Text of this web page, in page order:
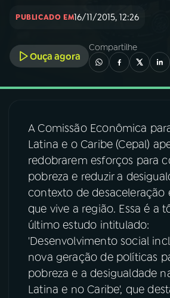
INÍCIO
A RÁDIO
03PROGRAMAÇÃO
04PROGRAMAS
06VIDEOCASTS
08FESTIVAL DE MÚSICA
PUBLICADO EM16/11/2015, 12:26
Ouça agora
Compartilhe
A Comissão Econômica
Latina e o Caribe (Cepal)
redobrarem esforços para
pobreza e reduzir a
contexto de desaceleração
que vive a região. Essa é a
último estudo intitulado:
'Desenvolvimento social
nova geração de políticas
pobreza e a desigualdade
Latina e no Caribe', que